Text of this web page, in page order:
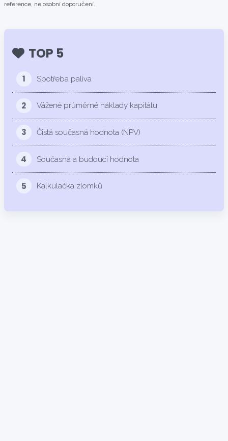
reference, ne osobní doporučení.
TOP 5
1 Spotřeba paliva
2 Vážené průměrné náklady kapitálu
3 Čistá současná hodnota (NPV)
4 Současná a budoucí hodnota
5 Kalkulačka zlomků